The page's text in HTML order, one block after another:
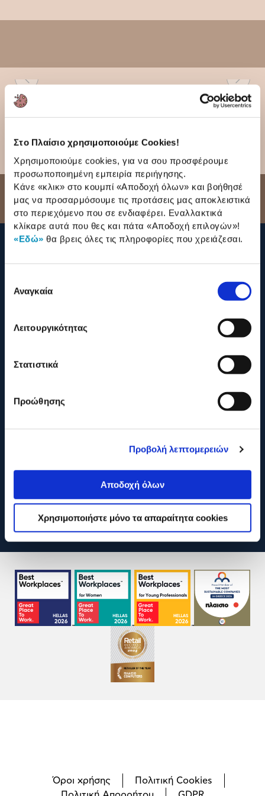
Στο Πλαίσιο χρησιμοποιούμε Cookies!
Χρησιμοποιούμε cookies, για να σου προσφέρουμε
προσωποποιημένη εμπειρία περιήγησης.
Κάνε «κλικ» στο κουμπί «Αποδοχή όλων» και βοήθησέ
μας να προσαρμόσουμε τις προτάσεις μας αποκλειστικά
στο περιεχόμενο που σε ενδιαφέρει. Εναλλακτικά
κλίκαρε αυτά που θες και πάτα «Αποδοχή επιλογών»!
«Εδώ» θα βρεις όλες τις πληροφορίες που χρειάζεσαι.
συγκατάθεσης
Αναγκαία
Λειτουργικότητας
Στατιστικά
Προώθησης
Προβολή λεπτομερειών
Αποδοχή όλων
Χρησιμοποιήστε μόνο τα απαραίτητα cookies
Γιατί Πλαίσιο
Η ΕΤΑΙΡΕΙΑ
ONLINE ΑΓΟΡΕΣ
ΕΞΥΠΗΡΕΤΗΣΗ ΠΕΛΑΤΩΝ
Όροι χρήσης
Πολιτική Cookies